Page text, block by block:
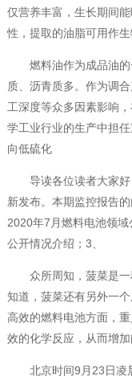
仅营养丰富，生长期间
性，提取的油脂可用作
燃料油作为成品油的
质、沥青质多。作为调
工深度等众多因素影响
学工业行业的生产中担
向低硫化
导读各位读者大家好
新发布。本期监控报告
2020年7月燃料电池领域
公开情况介绍；3、
众所周知，菠菜是一
知道，菠菜还有另外一
高效的燃料电池方面，
效的化学反应，从而增
北京时间9月23日凌